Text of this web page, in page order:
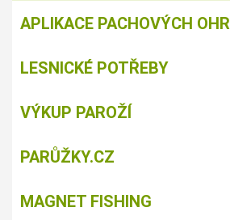
APLIKACE PACHOVÝCH
LESNICKÉ POTŘEBY
VÝKUP PAROŽÍ
PARŮŽKY.CZ
MAGNET FISHING